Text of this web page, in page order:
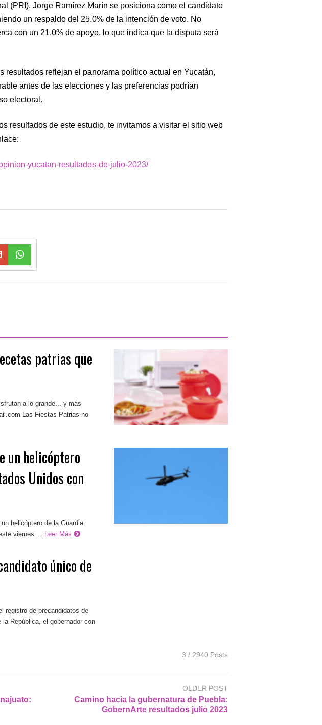
(PRI), Jorge Ramírez Marín se posiciona como el candidato
un respaldo del 25.0% de la intención de voto. No
con un 21.0% de apoyo, lo que indica que la disputa será
resultados reflejan el panorama político actual en Yucatán,
antes de las elecciones y las preferencias podrían
electoral.
resultados de este estudio, te invitamos a visitar el sitio web
yucatan-resultados-de-julio-2023/
patrias que
a lo grande... y más
Las Fiestas Patrias no
un helicóptero
Unidos con
helicóptero de la Guardia
viernes ... Leer Más
único de
registro de precandidatos de
República, el gobernador con
3 / 2940 Posts
OLDER POST
Camino hacia la gubernatura de Puebla:
GobernArte resultados julio 2023